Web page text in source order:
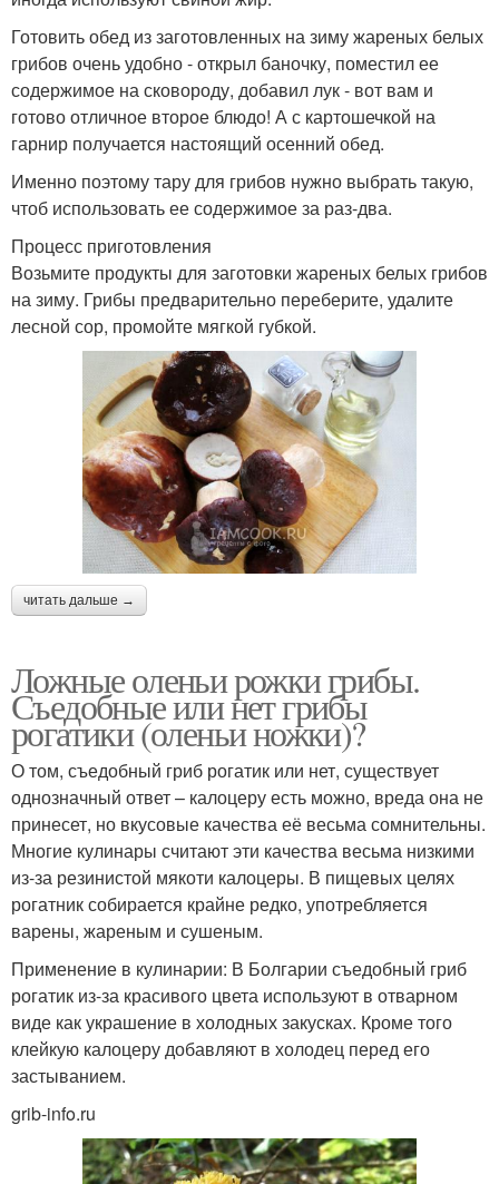
Готовить обед из заготовленных на зиму жареных белых
грибов очень удобно - открыл баночку, поместил ее
содержимое на сковороду, добавил лук - вот вам и
готово отличное второе блюдо! А с картошечкой на
гарнир получается настоящий осенний обед.
Именно поэтому тару для грибов нужно выбрать такую,
чтоб использовать ее содержимое за раз-два.
Процесс приготовления
Возьмите продукты для заготовки жареных белых грибов
на зиму. Грибы предварительно переберите, удалите
лесной сор, промойте мягкой губкой.
читать дальше →
Ложные оленьи рожки грибы.
Съедобные или нет грибы
рогатики (оленьи ножки)?
О том, съедобный гриб рогатик или нет, существует
однозначный ответ – калоцеру есть можно, вреда она не
принесет, но вкусовые качества её весьма сомнительны.
Многие кулинары считают эти качества весьма низкими
из-за резинистой мякоти калоцеры. В пищевых целях
рогатник собирается крайне редко, употребляется
варены, жареным и сушеным.
Применение в кулинарии: В Болгарии съедобный гриб
рогатик из-за красивого цвета используют в отварном
виде как украшение в холодных закусках. Кроме того
клейкую калоцеру добавляют в холодец перед его
застыванием.
grib-info.ru